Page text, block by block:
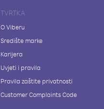
TVRTKA
O Viberu
Središte marke
Karijera
Uvjeti i pravila
Pravila zaštite privatnosti
Customer Complaints Code